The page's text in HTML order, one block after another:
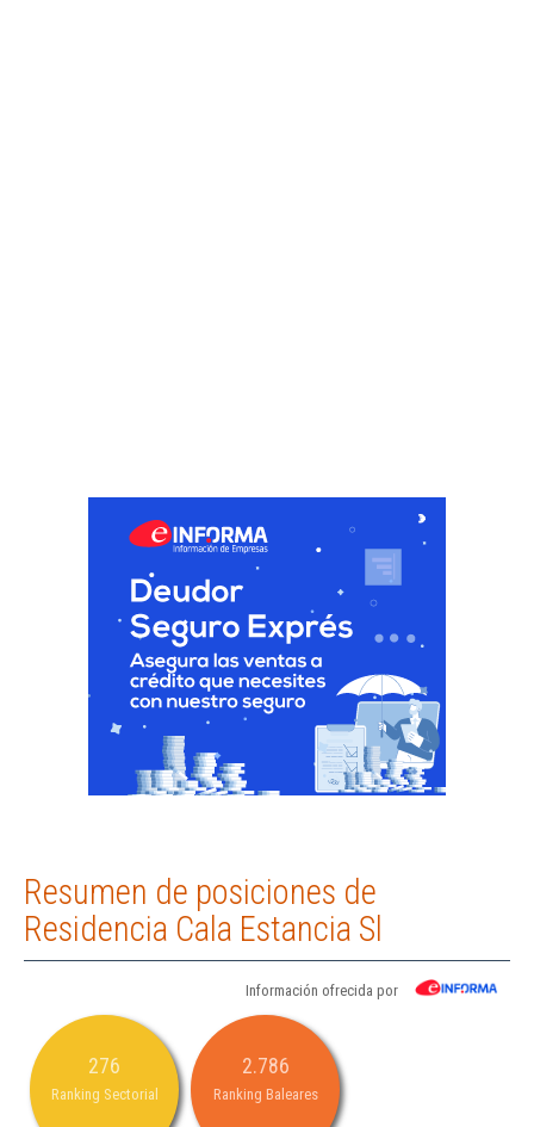
Resumen de posiciones de
Residencia Cala Estancia Sl
Información ofrecida por
276
Ranking Sectorial
2.786
Ranking Baleares